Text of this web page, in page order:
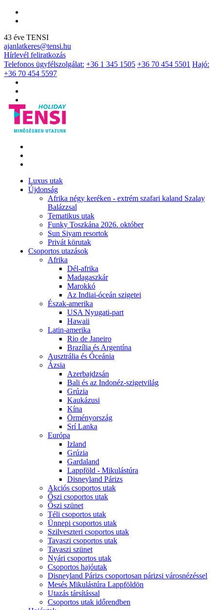
43 éve TENSI
ajanlatkeres@tensi.hu
Hírlevél feliratkozás
Telefonos ügyfélszolgálat: +36 1 345 1505 +36 70 454 5501 Hajó:
+36 70 454 5597
Luxus utak
Újdonság
Afrika négy keréken - extrém szafari kaland Szalay
Balázzsal
Tematikus utak
Funky Toszkána 2026. október
Sun Siyam resortok
Privát körutak
Csoportos utazások
Afrika
Dél-afrika
Madagaszkár
Marokkó
Az Indiai-óceán szigetei
Észak-amerika
USA Nyugati-part
Hawaii
Latin-amerika
Rio de Janeiro
Brazília és Argentína
Ausztrália és Óceánia
Ázsia
Azerbajdzsán
Bali és az Indonéz-szigetvilág
Grúzia
Kaukázusi
Kína
Örményország
Srí Lanka
Európa
Izland
Grúzia
Gardaland
Lappföld - Mikulástúra
Disneyland Párizs
Akciós csoportos utak
Őszi csoportos utak
Őszi szünet
Téli csoportos utak
Ünnepi csoportos utak
Szilveszteri csoportos utak
Tavaszi csoportos utak
Tavaszi szünet
Nyári csoportos utak
Csoportos hajóutak
Disneyland Párizs csoportosan párizsi városnézéssel
Mesés Mikulástúra Lappföldön
Utazás társítással
Csoportos utak időrendben